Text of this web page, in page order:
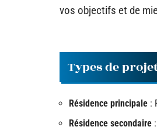
vos objectifs et de
Types de
Résidence principale :
Résidence secondaire